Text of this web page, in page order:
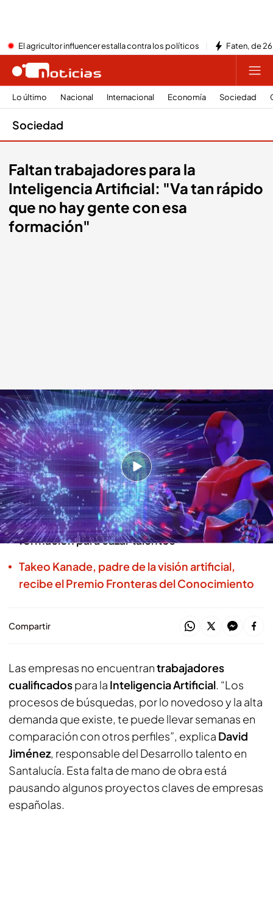
El agricultor influencer estalla contra los políticos Faten, de
Lo último Nacional Internacional Economía Sociedad
Sociedad
Faltan trabajadores para la
Inteligencia Artificial: "Va tan rápido
que no hay gente con esa
formación"
Las empresas no encuentran trabajadores formados para la IA
Redacción digital Noticias Cuatro
07 FEB 2024 - 22:50h.
Un informe señala que no habrán suficientes
trabajadores cualificados hasta 2030
Las empresas acuden a academias de
formación para cazar talentos
Takeo Kanade, padre de la visión artificial,
recibe el Premio Fronteras del Conocimiento
Compartir
Las empresas no encuentrantrabajadores
cualificadospara la Inteligencia Artificial. “Los
procesos de búsquedas, por lo novedoso y la alta
demanda que existe, te puede llevar semanas en
comparación con otros perfiles”, explica David
Jiménez, responsable del Desarrollo talento en
Santalucía. Esta falta de mano de obra está
pausando algunos proyectos claves de empresas
españolas.